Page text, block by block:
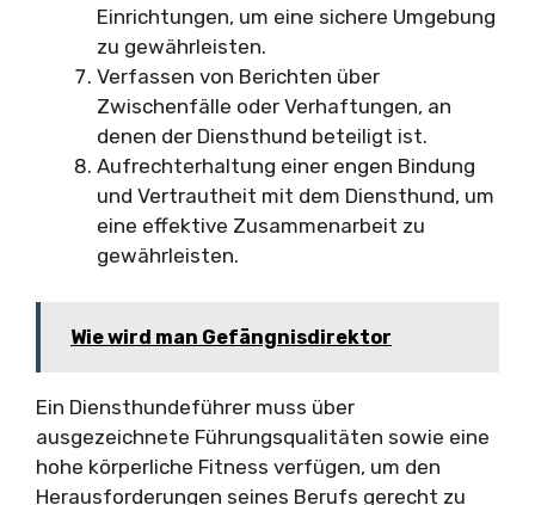
Einrichtungen, um eine sichere Umgebung
zu gewährleisten.
Verfassen von Berichten über
Zwischenfälle oder Verhaftungen, an
denen der Diensthund beteiligt ist.
Aufrechterhaltung einer engen Bindung
und Vertrautheit mit dem Diensthund, um
eine effektive Zusammenarbeit zu
gewährleisten.
Wie wird man Gefängnisdirektor
Ein Diensthundeführer muss über
ausgezeichnete Führungsqualitäten sowie eine
hohe körperliche Fitness verfügen, um den
Herausforderungen seines Berufs gerecht zu